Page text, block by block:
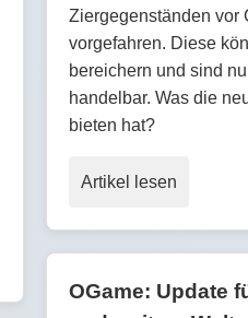
Ziergegenständen vor
vorgefahren. Diese
bereichern und sind
handelbar. Was die
bieten hat?
Artikel lesen
OGame: Update